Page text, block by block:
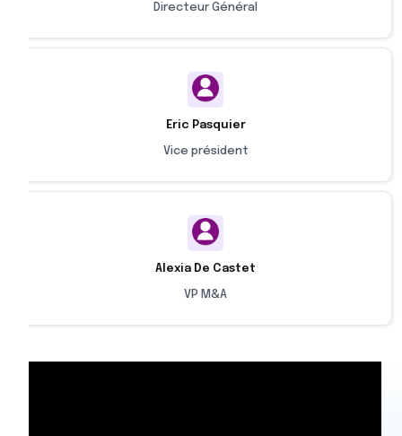
Directeur Général
Eric Pasquier
Vice président
Alexia De Castet
VP M&A